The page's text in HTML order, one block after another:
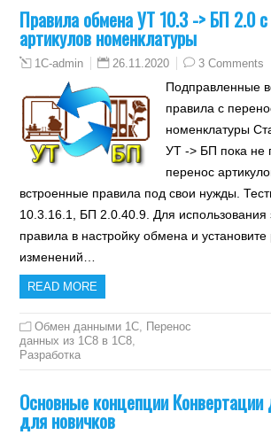
Правила обмена УТ 10.3 -> БП 2.0
артикулов номенклатуры
1C-admin 26.11.2020 3 Comments
Подправленные
правила с
номенклатуры
УТ -> БП пока не
перенос
встроенные правила под свои нужды.
10.3.16.1, БП 2.0.40.9. Для использования
правила в настройку обмена и установите
изменений…
READ MORE
Обмен данными 1С, Перенос
данных из 1C8 в 1C8,
Разработка
Основные концепции
для новичков